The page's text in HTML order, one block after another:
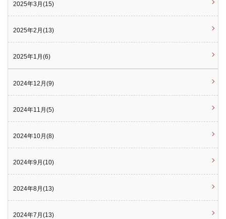
2025年3月(15)
2025年2月(13)
2025年1月(6)
2024年12月(9)
2024年11月(5)
2024年10月(8)
2024年9月(10)
2024年8月(13)
2024年7月(13)